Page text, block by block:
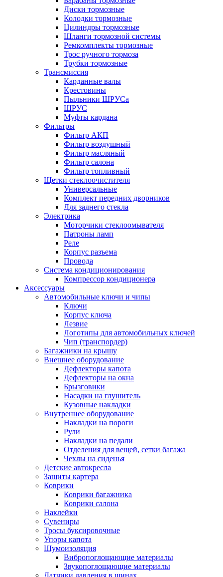
Диски тормозные
Колодки тормозные
Цилиндры тормозные
Шланги тормозной системы
Ремкомплекты тормозные
Трос ручного тормоза
Трубки тормозные
Трансмиссия
Карданные валы
Крестовины
Пыльники ШРУСа
ШРУС
Муфты кардана
Фильтры
Фильтр АКП
Фильтр воздушный
Фильтр масляный
Фильтр салона
Фильтр топливный
Щетки стеклоочистителя
Универсальные
Комплект передних дворников
Для заднего стекла
Электрика
Моторчики стеклоомывателя
Патроны ламп
Реле
Корпус разъема
Провода
Система кондиционирования
Компрессор кондиционера
Аксессуары
Автомобильные ключи и чипы
Ключи
Корпус ключа
Лезвие
Логотипы для автомобильных ключей
Чип (транспордер)
Багажники на крышу
Внешнее оборудование
Дефлекторы капота
Дефлекторы на окна
Брызговики
Насадки на глушитель
Кузовные накладки
Внутреннее оборудование
Накладки на пороги
Рули
Накладки на педали
Отделения для вещей, сетки багажа
Чехлы на сиденья
Детские автокресла
Защиты картера
Коврики
Коврики багажника
Коврики салона
Наклейки
Сувениры
Тросы буксировочные
Упоры капота
Шумоизоляция
Вибропоглощающие материалы
Звукопоглощающие материалы
Датчики давления в шинах